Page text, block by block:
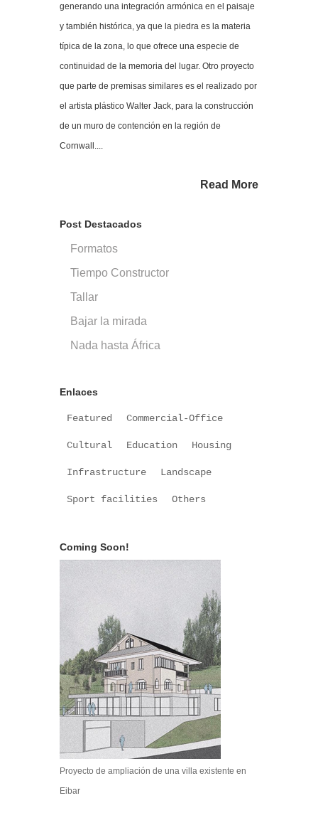
generando una integración armónica en el paisaje
y también histórica, ya que la piedra es la materia
típica de la zona, lo que ofrece una especie de
continuidad de la memoria del lugar. Otro proyecto
que parte de premisas similares es el realizado por
el artista plástico Walter Jack, para la construcción
de un muro de contención en la región de
Cornwall....
Read More
Post Destacados
Formatos
Tiempo Constructor
Tallar
Bajar la mirada
Nada hasta África
Enlaces
Featured Commercial-Office
Cultural Education Housing
Infrastructure Landscape
Sport facilities Others
Coming Soon!
Proyecto de ampliación de una villa existente en
Eibar